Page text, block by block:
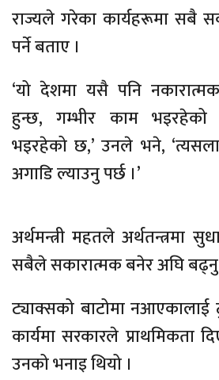
राज्यले गरेका कार्यहरूमा सबै
पर्ने बताए ।
‘यो देशमा यसै पनि
हुन्छ, गम्भीर काम
भइरहेको छ,’ उनले भने,
अगाडि ल्याउनु पर्छ ।’
अर्थमन्त्री महतले अर्थतन्त्रमा
सबैले सकारात्मक बनेर अघि बढ्नु
ट्याक्सको बाटोमा नआएकालाई
कार्यमा सरकारले प्राथमिकता
उनको भनाइ थियो ।